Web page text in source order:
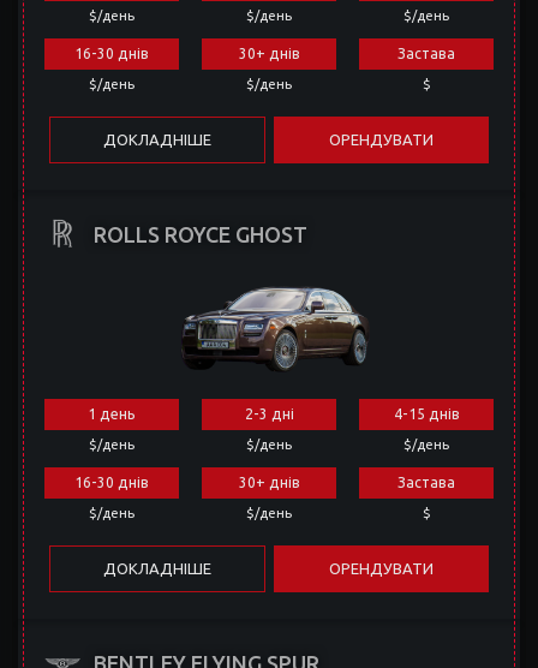
$/день $/день $/день
16-30 днів
$/день
30+ днів
$/день
Застава
$
ДОКЛАДНІШЕ ОРЕНДУВАТИ
ROLLS ROYCE GHOST
1 день
$/день
2-3 дні
$/день
4-15 днів
$/день
16-30 днів
$/день
30+ днів
$/день
Застава
$
ДОКЛАДНІШЕ ОРЕНДУВАТИ
BENTLEY FLYING SPUR